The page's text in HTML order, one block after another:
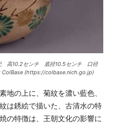
高10.2センチ 底径10.5センチ 口径
(https://colbase.nich.go.jp)
地の上に、菊紋を濃い藍色、
は銹絵で描いた、古清水の特
の特徴は、王朝文化の影響に